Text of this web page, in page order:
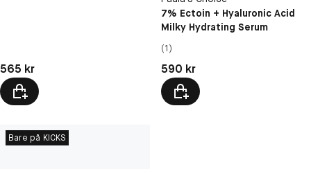
Pris: 565 kr
565 kr
7% Ectoin + Hyaluronic Acid
Milky Hydrating Serum
(1)
Pris: 590 kr
590 kr
Bare på KICKS